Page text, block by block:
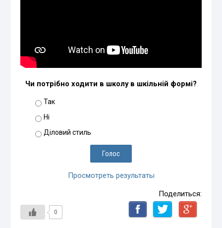
Чи потрібно ходити в школу в шкільній формі?
Так
Ні
Діловий стиль
Просмотреть результаты
Поделиться:
0